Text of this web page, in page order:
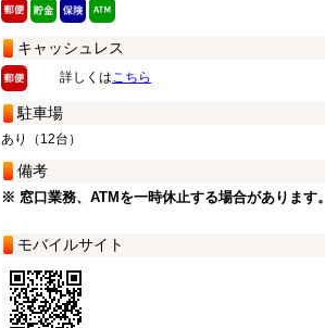
キャッシュレス
詳しくはこちら
駐車場
あり（12台）
備考
※ 窓口業務、ATMを一時休止する場合があります。
モバイルサイト